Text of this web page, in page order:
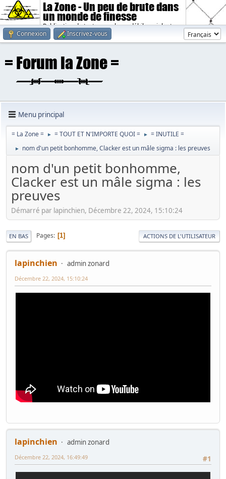
La Zone - Un peu de brute dans
un monde de finesse
Publication de textes sombres, débiles, violents.
Connexion
Inscrivez-vous
Menu principal
= La Zone = ► = TOUT ET N'IMPORTE QUOI = ► = INUTILE =
► nom d'un petit bonhomme, Clacker est un mâle sigma : les preuves
nom d'un petit bonhomme,
Clacker est un mâle sigma : les
preuves
Démarré par lapinchien, Décembre 22, 2024, 15:10:24
EN BAS Pages 1 ACTIONS DE L'UTILISATEUR
lapinchien admin zonard
Décembre 22, 2024, 15:10:24
lapinchien
admin zonard
#1
Décembre 22, 2024, 16:49:49